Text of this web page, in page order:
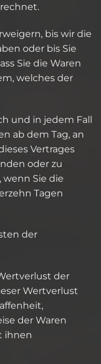
bis wir die
oder bis Sie
Sie die Waren
welches der
und in jedem Fall
ab dem Tag, an
Vertrages
oder zu
Sie die
Tagen
der
der
Wertverlust
der Waren
ihnen